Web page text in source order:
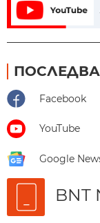
Facebook
YouTube
Google
BNT